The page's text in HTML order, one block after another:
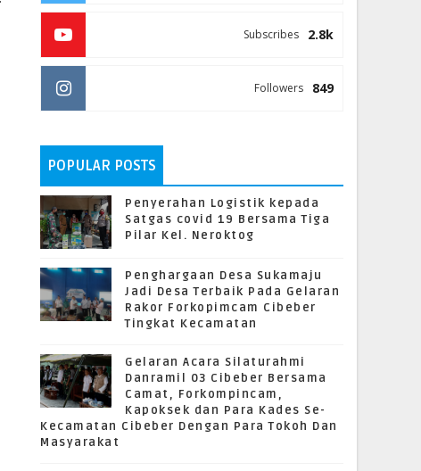
2.8k
Subscribes
849
Followers
POPULAR POSTS
Penyerahan Logistik kepada
Satgas covid 19 Bersama Tiga
Pilar Kel. Neroktog
Penghargaan Desa Sukamaju
Jadi Desa Terbaik Pada Gelaran
Rakor Forkopimcam Cibeber
Tingkat Kecamatan
Gelaran Acara Silaturahmi
Danramil 03 Cibeber Bersama
Camat, Forkompincam,
Kapoksek dan Para Kades Se-
Kecamatan Cibeber Dengan Para Tokoh Dan
Masyarakat